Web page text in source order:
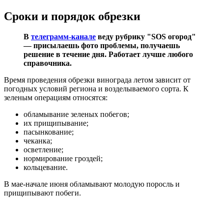
Сроки и порядок обрезки
В телеграмм-канале веду рубрику "SOS огород"
— присылаешь фото проблемы, получаешь
решение в течение дня. Работает лучше любого
справочника.
Время проведения обрезки винограда летом зависит от
погодных условий региона и возделываемого сорта. К
зеленым операциям относятся:
обламывание зеленых побегов;
их прищипывание;
пасынкование;
чеканка;
осветление;
нормирование гроздей;
кольцевание.
В мае-начале июня обламывают молодую поросль и
прищипывают побеги.